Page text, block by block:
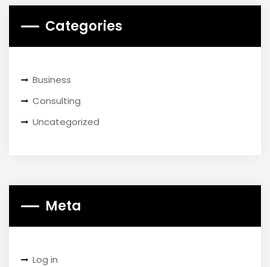
Categories
Business
Consulting
Uncategorized
Meta
Log in